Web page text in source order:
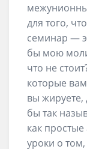
для того,
семинар —
бы мою
что не
которые
вы жируете,
бы так
как
уроки о